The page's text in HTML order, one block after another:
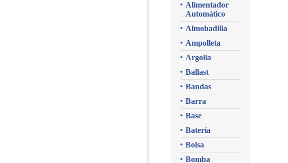
Alimentador
Automático
Almohadilla
Ampolleta
Argolla
Ballast
Bandas
Barra
Base
Batería
Bolsa
Bomba